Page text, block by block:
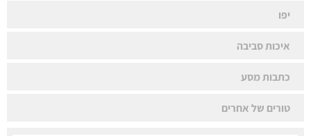
יפו
איכות סביבה
כתבות מסע
טורים של אחרים